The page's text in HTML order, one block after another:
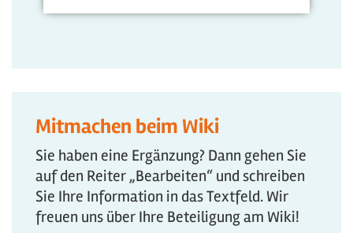
Mitmachen beim Wiki
Sie haben eine Ergänzung? Dann gehen Sie
auf den Reiter „Bearbeiten“ und schreiben
Sie Ihre Information in das Textfeld. Wir
freuen uns über Ihre Beteiligung am Wiki!